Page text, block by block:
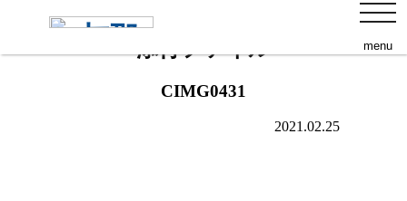
menu
添付ファイル
CIMG0431
2021.02.25